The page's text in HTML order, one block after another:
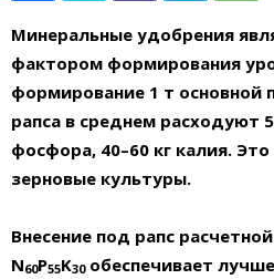
Минеральные удобрения
фактором формирования
формирование 1 т основной
рапса в среднем расходуют
фосфора, 40–60 кг калия.
зерновые культуры.
Внесение под рапс
N60P55K30обеспечивает